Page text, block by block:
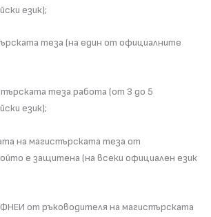
език);
теза (на един от официалните
теза работа (от 3 до 5
език);
на магистърската теза от
е защитена (на всеки официален език
от ръководителя на магистърската